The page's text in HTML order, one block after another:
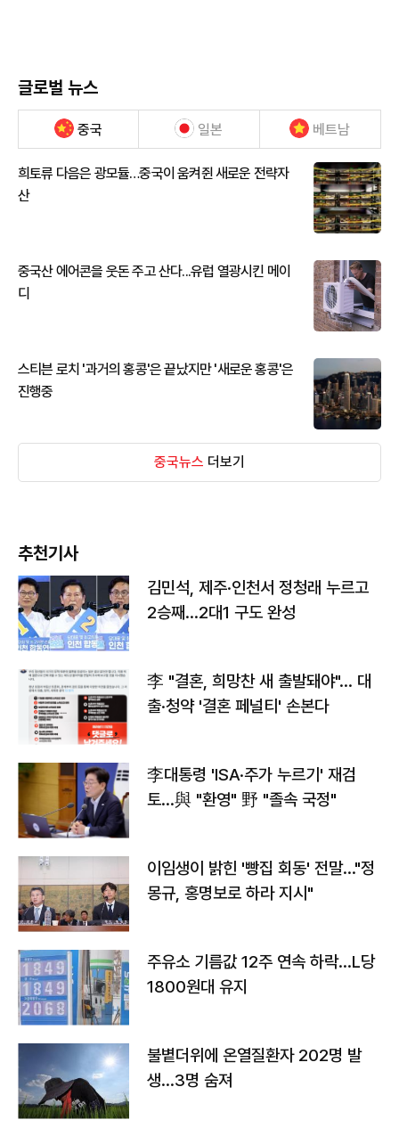
글로벌 뉴스
중국 일본 베트남
희토류 다음은 광모듈…중국이 움켜쥔 새로운 전략자
산
중국산 에어콘을 웃돈 주고 산다...유럽 열광시킨 메이
디
스티븐 로치 '과거의 홍콩'은 끝났지만 '새로운 홍콩'은
진행중
중국뉴스 더보기
추천기사
김민석, 제주·인천서 정청래 누르고
2승째…2대1 구도 완성
李 "결혼, 희망찬 새 출발돼야"… 대
출·청약 '결혼 페널티' 손본다
李대통령 'ISA·주가 누르기' 재검
토…與 "환영" 野 "졸속 국정"
이임생이 밝힌 '빵집 회동' 전말…"정
몽규, 홍명보로 하라 지시"
주유소 기름값 12주 연속 하락…L당
1800원대 유지
불볕더위에 온열질환자 202명 발
생…3명 숨져